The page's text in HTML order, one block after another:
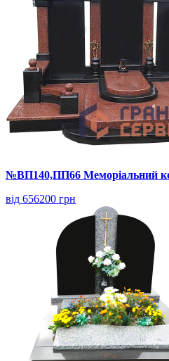
№ВП140,ПП66 Меморіальний
від 656200 грн